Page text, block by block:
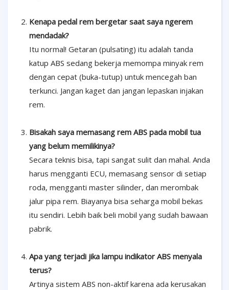
Kenapa pedal rem bergetar saat saya ngerem
mendadak?
Itu normal! Getaran (pulsating) itu adalah tanda
katup ABS sedang bekerja memompa minyak rem
dengan cepat (buka-tutup) untuk mencegah ban
terkunci. Jangan kaget dan jangan lepaskan injakan
rem.
Bisakah saya memasang rem ABS pada mobil tua
yang belum memilikinya?
Secara teknis bisa, tapi sangat sulit dan mahal. Anda
harus mengganti ECU, memasang sensor di setiap
roda, mengganti master silinder, dan merombak
jalur pipa rem. Biayanya bisa seharga mobil bekas
itu sendiri. Lebih baik beli mobil yang sudah bawaan
pabrik.
Apa yang terjadi jika lampu indikator ABS menyala
terus?
Artinya sistem ABS non-aktif karena ada kerusakan